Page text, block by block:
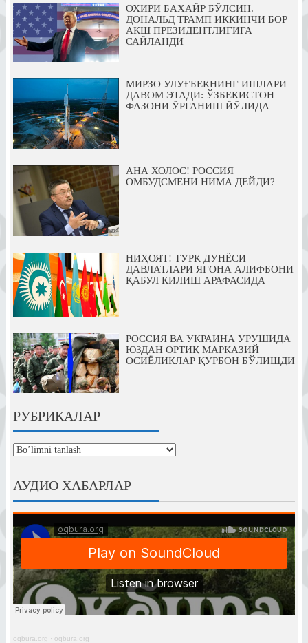
ОХИРИ БАХАЙР БЎЛСИН.
ДОНАЛЬД ТРАМП ИККИНЧИ БОР
АҚШ ПРЕЗИДЕНТЛИГИГА
САЙЛАНДИ
МИРЗО УЛУҒБЕКНИНГ ИШЛАРИ
ДАВОМ ЭТАДИ: ЎЗБЕКИСТОН
ФАЗОНИ ЎРГАНИШ ЙЎЛИДА
АНА ХОЛОС! РОССИЯ
ОМБУДСМЕНИ НИМА ДЕЙДИ?
НИҲОЯТ! ТУРК ДУНЁСИ
ДАВЛАТЛАРИ ЯГОНА АЛИФБОНИ
ҚАБУЛ ҚИЛИШ АРАФАСИДА
РОССИЯ ВА УКРАИНА УРУШИДА
ЮЗДАН ОРТИҚ МАРКАЗИЙ
ОСИЁЛИКЛАР ҚУРБОН БЎЛИШДИ
РУБРИКАЛАР
рубрикалар
АУДИО ХАБАРЛАР
oqbura.org · oqbura.org